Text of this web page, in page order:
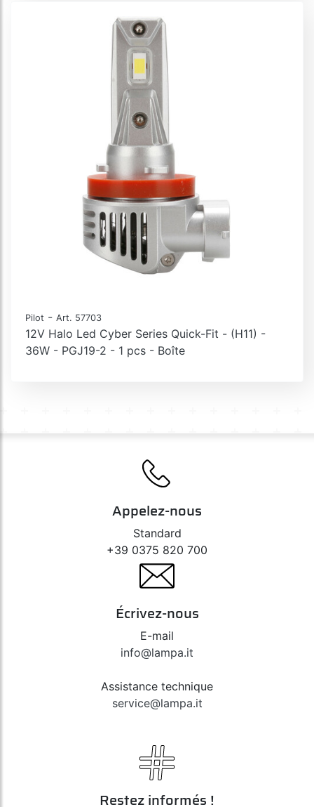
Pilot - Art. 57703
12V Halo Led Cyber Series Quick-Fit - (H11) -
36W - PGJ19-2 - 1 pcs - Boîte
Appelez-nous
Standard
+39 0375 820 700
Écrivez-nous
E-mail
info@lampa.it
Assistance technique
service@lampa.it
Restez informés !